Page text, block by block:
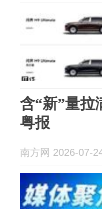
含“新”量拉
粤报
南方网 2026-07-